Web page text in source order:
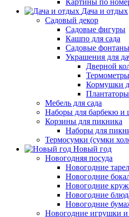
Картины по
Дача и отдых
Садовый декор
Садовые фигуры
Кашпо для сада
Садовые фонтаны
Украшения для
Дверной
Кормушки
Мебель для сада
Наборы для барбекю и
Корзины для пикника
Наборы для
Термосумки (сумки
Новый год
Новогодняя посуда
Новогодние
Новогодние
Новогодние
Новогодние
Новогодние
Новогодние игрушки